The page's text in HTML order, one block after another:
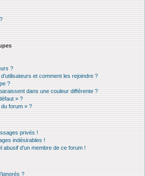
?
et comment les rejoindre ?
?
dans une couleur différente ?
» ?
du forum » ?
privés !
indésirables !
abusif d’un membre de ce forum !
?